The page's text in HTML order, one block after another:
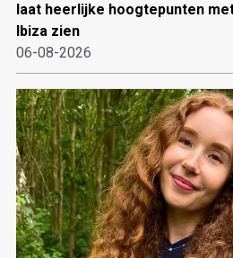
laat heerlijke hoogtepunten
Ibiza zien
06-08-2026